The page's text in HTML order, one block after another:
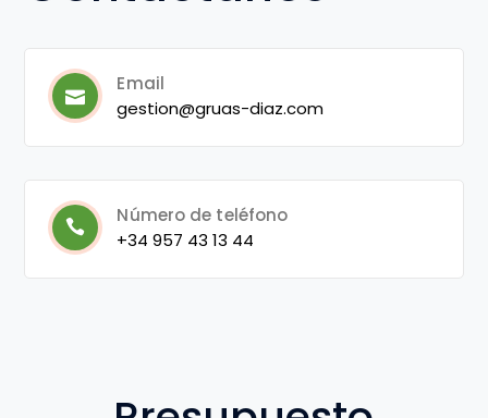
Email
gestion@gruas-diaz.com
Número de teléfono
+34957 43 13 44